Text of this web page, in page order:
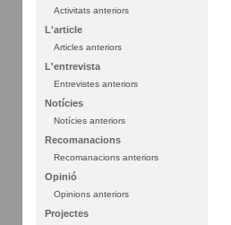
Activitats anteriors
L'article
Articles anteriors
L'entrevista
Entrevistes anteriors
Notícies
Notícies anteriors
Recomanacions
Recomanacions anteriors
Opinió
Opinions anteriors
Projectes